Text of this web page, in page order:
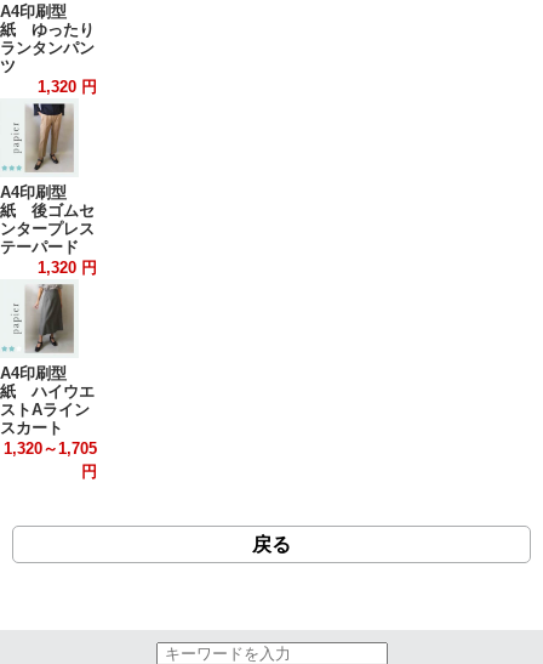
A4印刷型
紙 ゆったり
ランタンパン
ツ
1,320 円
A4印刷型
紙 後ゴムセ
ンタープレス
テーパード
1,320 円
A4印刷型
紙 ハイウエ
ストAライン
スカート
1,320～1,705
円
戻る